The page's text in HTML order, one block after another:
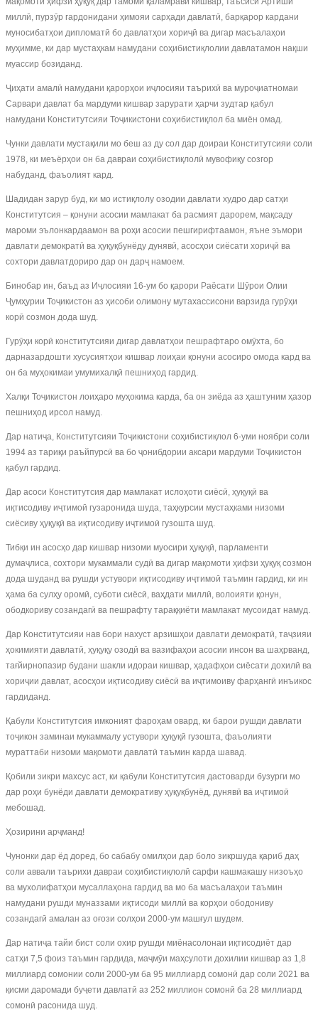
миллӣ, пурзӯр гардонидани ҳимояи сарҳади давлатӣ, барқарор кардани
муносибатҳои дипломатӣ бо давлатҳои хориҷӣ ва дигар масъалаҳои
муҳимме, ки дар мустаҳкам намудани соҳибистиқлолии давлатамон нақши
муассир бозиданд.
Ҷиҳати амалӣ намудани қарорҳои иҷлосияи таърихӣ ва муроҷиатномаи
Сарвари давлат ба мардуми кишвар зарурати ҳарчи зудтар қабул
намудани Конститутсияи Тоҷикистони соҳибистиқлол ба миён омад.
Чунки давлати мустақили мо беш аз ду сол дар доираи Конститутсияи соли
1978, ки меъёрҳои он ба давраи соҳибистиқлолӣ мувофиқу созгор
набуданд, фаъолият кард.
Шадидан зарур буд, ки мо истиқлолу озодии давлати худро дар сатҳи
Конститутсия – қонуни асосии мамлакат ба расмият дарорем, мақсаду
мароми эълонкардаамон ва роҳи асосии пешгирифтаамон, яъне эъмори
давлати демократӣ ва ҳуқуқбунёду дунявӣ, асосҳои сиёсати хориҷӣ ва
сохтори давлатдориро дар он дарҷ намоем.
Бинобар ин, баъд аз Иҷлосияи 16-ум бо қарори Раёсати Шӯрои Олии
Ҷумҳурии Тоҷикистон аз ҳисоби олимону мутахассисони варзида гурӯҳи
корӣ созмон дода шуд.
Гурӯҳи корӣ конститутсияи дигар давлатҳои пешрафтаро омӯхта, бо
дарназардошти хусусиятҳои кишвар лоиҳаи қонуни асосиро омода кард ва
он ба муҳокимаи умумихалқӣ пешниҳод гардид.
Халқи Тоҷикистон лоиҳаро муҳокима карда, ба он зиёда аз ҳаштуним ҳазор
пешниҳод ирсол намуд.
Дар натиҷа, Конститутсияи Тоҷикистони соҳибистиқлол 6-уми ноябри соли
1994 аз тариқи раъйпурсӣ ва бо ҷонибдории аксари мардуми Тоҷикистон
қабул гардид.
Дар асоси Конститутсия дар мамлакат ислоҳоти сиёсӣ, ҳуқуқӣ ва
иқтисодиву иҷтимоӣ гузаронида шуда, таҳкурсии мустаҳками низоми
сиёсиву ҳуқуқӣ ва иқтисодиву иҷтимоӣ гузошта шуд.
Тибқи ин асосҳо дар кишвар низоми муосири ҳуқуқӣ, парламенти
думаҷлиса, сохтори мукаммали судӣ ва дигар мақомоти ҳифзи ҳуқуқ созмон
дода шуданд ва рушди устувори иқтисодиву иҷтимоӣ таъмин гардид, ки ин
ҳама ба сулҳу оромӣ, суботи сиёсӣ, ваҳдати миллӣ, волоияти қонун,
ободкориву созандагӣ ва пешрафту тараққиёти мамлакат мусоидат намуд.
Дар Конститутсияи нав бори нахуст арзишҳои давлати демократӣ, таҷзияи
ҳокимияти давлатӣ, ҳуқуқу озодӣ ва вазифаҳои асосии инсон ва шаҳрванд,
тағйирнопазир будани шакли идораи кишвар, ҳадафҳои сиёсати дохилӣ ва
хориҷии давлат, асосҳои иқтисодиву сиёсӣ ва иҷтимоиву фарҳангӣ инъикос
гардиданд.
Қабули Конститутсия имконият фароҳам овард, ки барои рушди давлати
тоҷикон заминаи мукаммалу устувори ҳуқуқӣ гузошта, фаъолияти
мураттаби низоми мақомоти давлатӣ таъмин карда шавад.
Қобили зикри махсус аст, ки қабули Конститутсия дастоварди бузурги мо
дар роҳи бунёди давлати демокративу ҳуқуқбунёд, дунявӣ ва иҷтимоӣ
мебошад.
Ҳозирини арҷманд!
Чунонки дар ёд доред, бо сабабу омилҳои дар боло зикршуда қариб даҳ
соли аввали таърихи давраи соҳибистиқлолӣ сарфи кашмакашу низоъҳо
ва мухолифатҳои мусаллаҳона гардид ва мо ба масъалаҳои таъмин
намудани рушди муназзами иқтисоди миллӣ ва корҳои ободониву
созандагӣ амалан аз оғози солҳои 2000-ум машғул шудем.
Дар натиҷа тайи бист соли охир рушди миёнасолонаи иқтисодиёт дар
сатҳи 7,5 фоиз таъмин гардида, маҷмӯи маҳсулоти дохилии кишвар аз 1,8
миллиард сомонии соли 2000-ум ба 95 миллиард сомонӣ дар соли 2021 ва
қисми даромади буҷети давлатӣ аз 252 миллион сомонӣ ба 28 миллиард
сомонӣ расонида шуд.